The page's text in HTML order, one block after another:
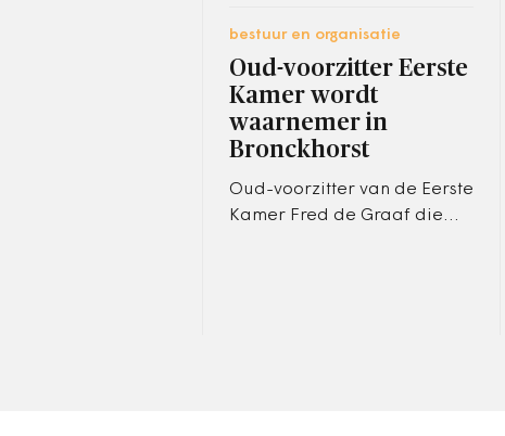
bestuur en organisatie
Oud-voorzitter Eerste
Kamer wordt
waarnemer in
Bronckhorst
Oud-voorzitter van de Eerste
Kamer Fred de Graaf die